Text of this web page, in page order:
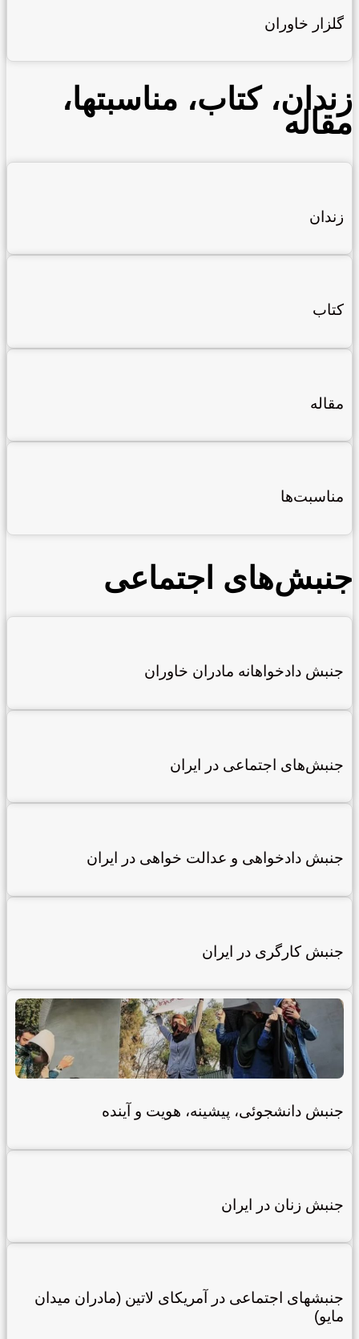
گلزار خاوران
زندان، کتاب، مناسبتها،
مقاله
زندان
کتاب
مقاله
مناسبت‌ها
جنبش‌های اجتماعی
جنبش دادخواهانه مادران خاوران
جنبش‌های اجتماعی در ایران
جنبش دادخواهی و عدالت خواهی در ایران
جنبش کارگری در ایران
جنبش دانشجوئی، پیشینه، هویت و آینده
جنبش زنان در ایران
جنبش‏های اجتماعی در آمریکای لاتین (مادران میدان
مایو)